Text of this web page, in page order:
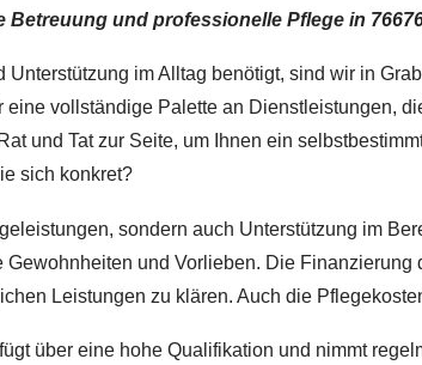
Betreuung und professionelle Pflege in
im Alltag benötigt, sind wir in
vollständige Palette an Dienstleistungen,
und Tat zur Seite, um Ihnen ein
sich konkret?
sondern auch Unterstützung im
und Vorlieben. Die
Leistungen zu klären. Auch die
über eine hohe Qualifikation und nimmt